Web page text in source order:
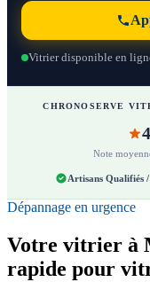
Vitrier disponible en
CHRONOSERVE
Note
Artisans Qualifiés /
Dépannage en urgence
Votre vitrier à
rapide pour